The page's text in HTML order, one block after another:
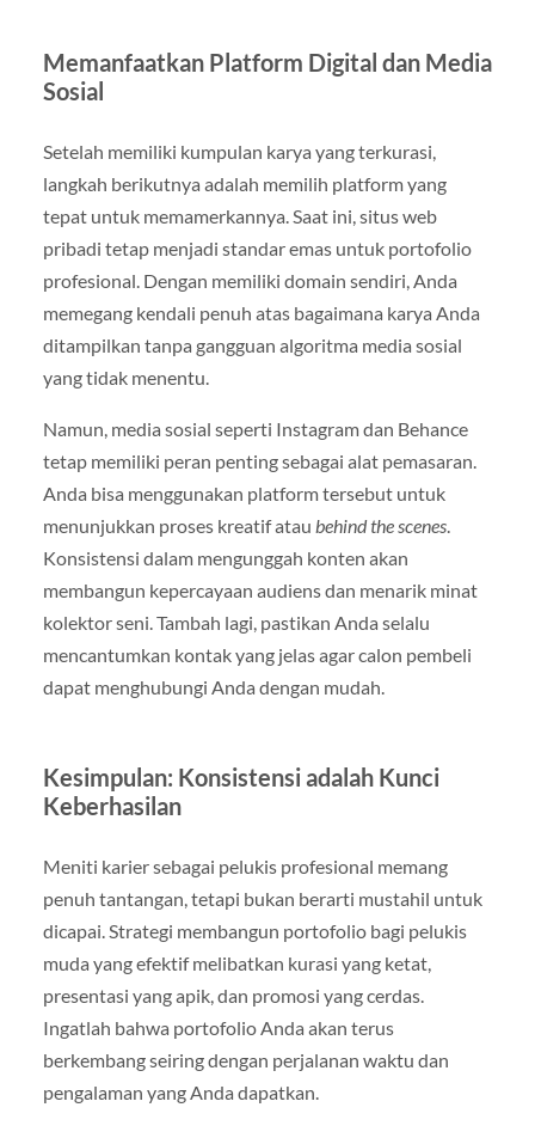
Memanfaatkan Platform Digital dan Media
Sosial
Setelah memiliki kumpulan karya yang terkurasi,
langkah berikutnya adalah memilih platform yang
tepat untuk memamerkannya. Saat ini, situs web
pribadi tetap menjadi standar emas untuk portofolio
profesional. Dengan memiliki domain sendiri, Anda
memegang kendali penuh atas bagaimana karya Anda
ditampilkan tanpa gangguan algoritma media sosial
yang tidak menentu.
Namun, media sosial seperti Instagram dan Behance
tetap memiliki peran penting sebagai alat pemasaran.
Anda bisa menggunakan platform tersebut untuk
menunjukkan proses kreatif atau behind the scenes.
Konsistensi dalam mengunggah konten akan
membangun kepercayaan audiens dan menarik minat
kolektor seni. Tambah lagi, pastikan Anda selalu
mencantumkan kontak yang jelas agar calon pembeli
dapat menghubungi Anda dengan mudah.
Kesimpulan: Konsistensi adalah Kunci
Keberhasilan
Meniti karier sebagai pelukis profesional memang
penuh tantangan, tetapi bukan berarti mustahil untuk
dicapai. Strategi membangun portofolio bagi pelukis
muda yang efektif melibatkan kurasi yang ketat,
presentasi yang apik, dan promosi yang cerdas.
Ingatlah bahwa portofolio Anda akan terus
berkembang seiring dengan perjalanan waktu dan
pengalaman yang Anda dapatkan.